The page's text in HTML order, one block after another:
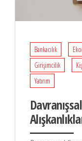
Bankacılık
Girişimcilik
Yatırım